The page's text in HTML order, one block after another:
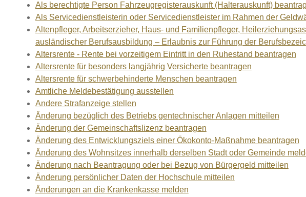
Als berechtigte Person Fahrzeugregisterauskunft (Halterauskunft)
Als Servicedienstleisterin oder Servicedienstleister im Rahmen der
Altenpfleger, Arbeitserzieher, Haus- und Familienpfleger,
ausländischer Berufsausbildung – Erlaubnis zur Führung der
Altersrente - Rente bei vorzeitigem Eintritt in den Ruhestand beantragen
Altersrente für besonders langjährig Versicherte beantragen
Altersrente für schwerbehinderte Menschen beantragen
Amtliche Meldebestätigung ausstellen
Andere Strafanzeige stellen
Änderung bezüglich des Betriebs gentechnischer Anlagen mitteilen
Änderung der Gemeinschaftslizenz beantragen
Änderung des Entwicklungsziels einer Ökokonto-Maßnahme beantragen
Änderung des Wohnsitzes innerhalb derselben Stadt oder Gemeinde
Änderung nach Beantragung oder bei Bezug von Bürgergeld mitteilen
Änderung persönlicher Daten der Hochschule mitteilen
Änderungen an die Krankenkasse melden